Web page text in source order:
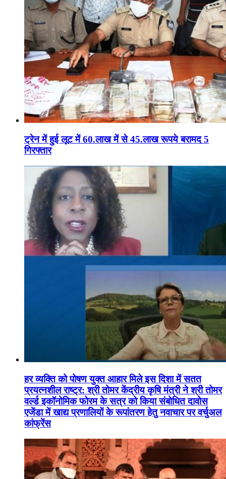
ट्रेन में हुई लूट में 60.लाख में से 45.लाख रूपये बरामद 5
गिरफ्तार
हर व्यक्ति को पोषण युक्त आहार मिले इस दिशा में सतत
प्रयत्नशील राष्ट्र: श्री तोमर केंद्रीय कृषि मंत्री ने श्री तोमर
वर्ल्ड इकॉनोमिक फोरम के सत्र को किया संबोधित दावोस
एजेंडा में खाद्य प्रणालियों के रूपांतरण हेतु नवाचार पर वर्चुअल
कांफ्रेंस